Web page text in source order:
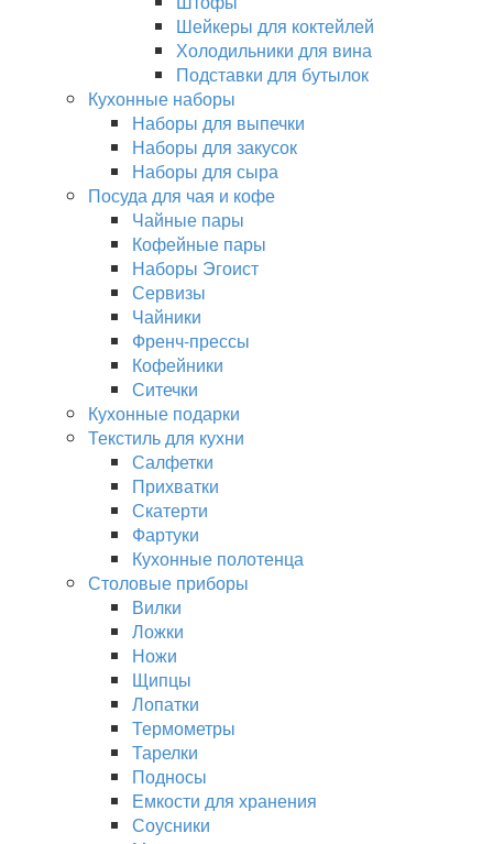
Шейкеры для коктейлей
Холодильники для вина
Подставки для бутылок
Кухонные наборы
Наборы для выпечки
Наборы для закусок
Наборы для сыра
Посуда для чая и кофе
Чайные пары
Кофейные пары
Наборы Эгоист
Сервизы
Чайники
Френч-прессы
Кофейники
Ситечки
Кухонные подарки
Текстиль для кухни
Салфетки
Прихватки
Скатерти
Фартуки
Кухонные полотенца
Столовые приборы
Вилки
Ложки
Ножи
Щипцы
Лопатки
Термометры
Тарелки
Подносы
Емкости для хранения
Соусники